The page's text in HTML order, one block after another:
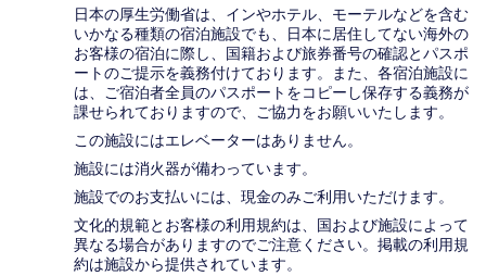
日本の厚生労働省は、インやホテル、モーテルなどを含む
いかなる種類の宿泊施設でも、日本に​居住してない海外の
お客様の宿泊に際し、国籍および旅券番号の確認とパスポ
ートのご提示を義務付け​ております。また、各宿泊施設に
は、ご宿泊者全員のパスポートをコピーし保存する義務が
課せられておりますの​で、ご協力をお願いいたします。
この施設にはエレベーターはありません。
施設には消火器が備わっています。
施設でのお支払いには、現金のみご利用いただけます。
文化的規範とお客様の利用規約は、国および施設によって
異なる場合がありますのでご注意ください。掲載の利用規
約は施設から提供されています。